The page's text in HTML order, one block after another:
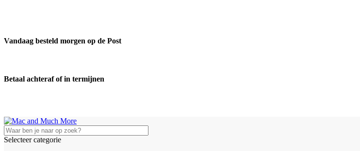
Vandaag besteld morgen op de Post
Betaal achteraf of in termijnen
Selecteer categorie